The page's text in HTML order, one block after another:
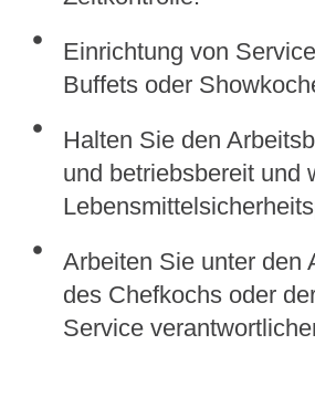
Einrichtung von
Buffets oder
Halten Sie den
und betriebsbereit und
Arbeiten Sie unter den
des Chefkochs oder
Service